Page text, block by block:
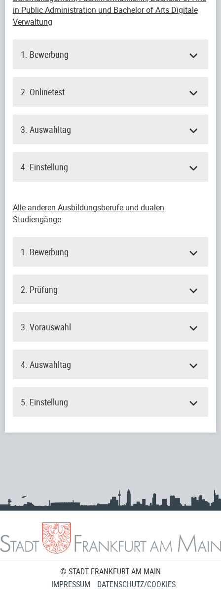
in Public Administration und Bachelor of Arts Digitale
Verwaltung
1. Bewerbung
2. Onlinetest
3. Auswahltag
4. Einstellung
Alle anderen Ausbildungsberufe und dualen
Studiengänge
1. Bewerbung
2. Prüfung
3. Vorauswahl
4. Auswahltag
5. Einstellung
© STADT FRANKFURT AM MAIN
IMPRESSUM
DATENSCHUTZ/COOKIES